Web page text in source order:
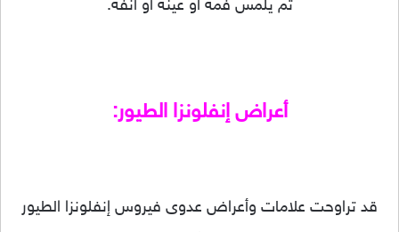
ثم يلمس فمه أو عينه أو أنفه.
أعراض إنفلونزا الطيور:
قد تراوحت علامات وأعراض عدوى فيروس إنفلونزا الطيور